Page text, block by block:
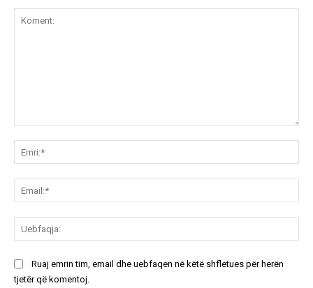
Ruaj emrin tim, email dhe uebfaqen në këtë shfletues për herën
tjetër që komentoj.